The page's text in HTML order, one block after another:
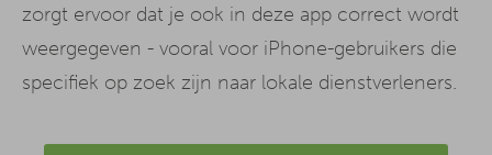
zorgt ervoor dat je ook in deze app correct wordt
weergegeven - vooral voor iPhone-gebruikers die
specifiek op zoek zijn naar lokale dienstverleners.